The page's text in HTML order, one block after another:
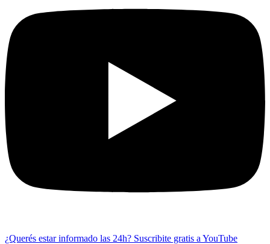
¿Querés estar informado las 24h? Suscribite gratis a YouTube